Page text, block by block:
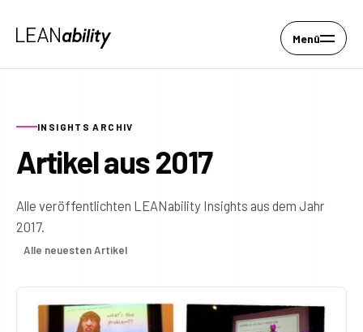
Menü
INSIGHTS ARCHIV
Artikel aus 2017
Alle veröffentlichten LEANability Insights aus dem Jahr
2017.
Alle neuesten Artikel